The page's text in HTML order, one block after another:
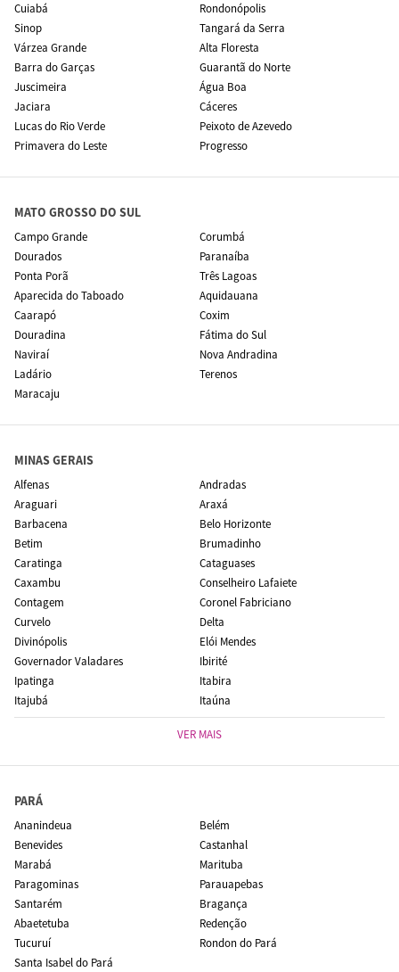
Cuiabá
Rondonópolis
Sinop
Tangará da Serra
Várzea Grande
Alta Floresta
Barra do Garças
Guarantã do Norte
Juscimeira
Água Boa
Jaciara
Cáceres
Lucas do Rio Verde
Peixoto de Azevedo
Primavera do Leste
Progresso
MATO GROSSO DO SUL
Campo Grande
Corumbá
Dourados
Paranaíba
Ponta Porã
Três Lagoas
Aparecida do Taboado
Aquidauana
Caarapó
Coxim
Douradina
Fátima do Sul
Naviraí
Nova Andradina
Ladário
Terenos
Maracaju
MINAS GERAIS
Alfenas
Andradas
Araguari
Araxá
Barbacena
Belo Horizonte
Betim
Brumadinho
Caratinga
Cataguases
Caxambu
Conselheiro Lafaiete
Contagem
Coronel Fabriciano
Curvelo
Delta
Divinópolis
Elói Mendes
Governador Valadares
Ibirité
Ipatinga
Itabira
Itajubá
Itaúna
VER MAIS
PARÁ
Ananindeua
Belém
Benevides
Castanhal
Marabá
Marituba
Paragominas
Parauapebas
Santarém
Bragança
Abaetetuba
Redenção
Tucuruí
Rondon do Pará
Santa Isabel do Pará